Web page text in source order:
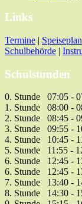
Links
Termine | Speiseplan
Schulbehörde |
Schulstunden
0. Stunde 07:05 -
1. Stunde 08:00 -
2. Stunde 08:45 -
3. Stunde 09:55 -
4. Stunde 10:45 -
5. Stunde 11:55 -
6. Stunde 12:45 -
6. Stunde 12:45 -
7. Stunde 13:40 -
8. Stunde 14:30 -